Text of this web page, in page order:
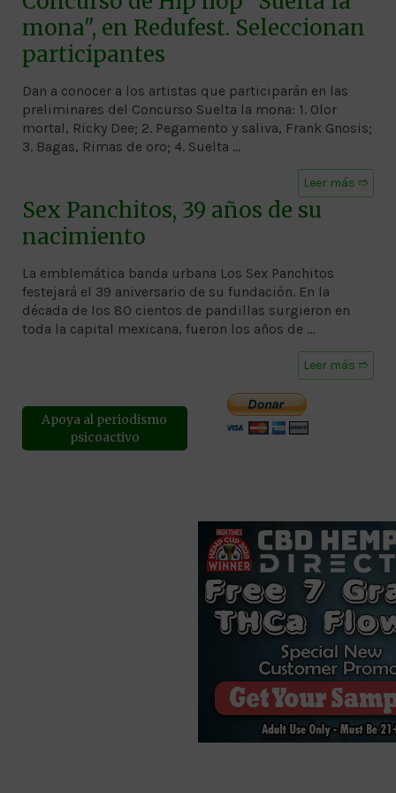
mona", en Redufest. Seleccionan
participantes
Dan a conocer a los artistas que participarán en las
preliminares del Concurso Suelta la mona: 1. Olor
mortal, Ricky Dee; 2. Pegamento y saliva, Frank Gnosis;
3. Bagas, Rimas de oro; 4. Suelta …
Leer más ➱
Sex Panchitos, 39 años de su
nacimiento
La emblemática banda urbana Los Sex Panchitos
festejará el 39 aniversario de su fundación. En la
década de los 80 cientos de pandillas surgieron en
toda la capital mexicana, fueron los años de …
Leer más ➱
Apoya al periodismo
psicoactivo